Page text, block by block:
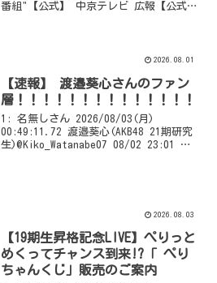
番組"【公式】 中京テレビ 広報【公式】
2026.08.01
【速報】 渡邉葵心さんのファン
層！！！！！！！！！！！！！！
1: 名無しさん 2026/08/03(月)
00:49:11.72 渡邉葵心(AKB48 21期研究
生)@Kiko_Watanabe07 08/02 23:01 ♡
2026.08.03
【19期生昇格記念LIVE】ぺりっと
めくってチャンス到来!?「 ぺり
ちゃんくじ」販売のご案内